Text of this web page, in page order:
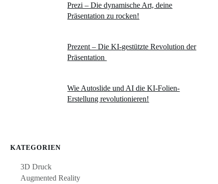
Prezi – Die dynamische Art, deine
Präsentation zu rocken!
Prezent – Die KI-gestützte Revolution der
Präsentation
Wie Autoslide und AI die KI-Folien-
Erstellung revolutionieren!
KATEGORIEN
3D Druck
Augmented Reality